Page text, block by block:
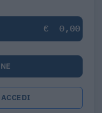
€ 0,00